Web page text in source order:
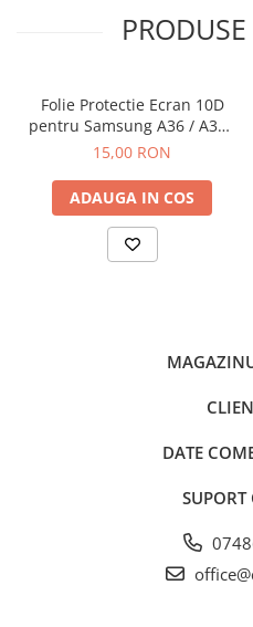
Folie Protectie Ecran 10D
pentru Samsung A36 / A37 /
A56 / A57 / S24 FE / S25 FE
15,00 RON
ADAUGA IN COS
DATE
SUPORT